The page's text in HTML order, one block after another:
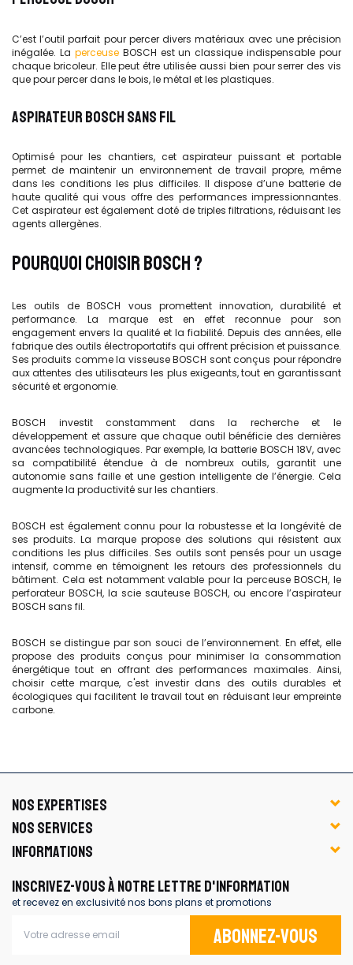
C’est l’outil parfait pour percer divers matériaux avec une précision
inégalée. La perceuseBOSCH est un classique indispensable pour
chaque bricoleur. Elle peut être utilisée aussi bien pour serrer des vis
que pour percer dans le bois, le métal et les plastiques.
ASPIRATEUR BOSCH SANS FIL
Optimisé pour les chantiers, cet aspirateur puissant et portable
permet de maintenir un environnement de travail propre, même
dans les conditions les plus difficiles. Il dispose d’une batterie de
haute qualité qui vous offre des performances impressionnantes.
Cet aspirateur est également doté de triples filtrations, réduisant les
agents allergènes.
POURQUOI CHOISIR BOSCH ?
Les outils de BOSCH vous promettent innovation, durabilité et
performance. La marque est en effet reconnue pour son
engagement envers la qualité et la fiabilité. Depuis des années, elle
fabrique des outils électroportatifs qui offrent précision et puissance.
Ses produits comme la visseuse BOSCH sont conçus pour répondre
aux attentes des utilisateurs les plus exigeants, tout en garantissant
sécurité et ergonomie.
BOSCH investit constamment dans la recherche et le
développement et assure que chaque outil bénéficie des dernières
avancées technologiques. Par exemple, la batterie BOSCH 18V, avec
sa compatibilité étendue à de nombreux outils, garantit une
autonomie sans faille et une gestion intelligente de l’énergie. Cela
augmente la productivité sur les chantiers.
BOSCH est également connu pour la robustesse et la longévité de
ses produits. La marque propose des solutions qui résistent aux
conditions les plus difficiles. Ses outils sont pensés pour un usage
intensif, comme en témoignent les retours des professionnels du
bâtiment. Cela est notamment valable pour la perceuse BOSCH, le
perforateur BOSCH, la scie sauteuse BOSCH, ou encore l’aspirateur
BOSCH sans fil.
BOSCH se distingue par son souci de l’environnement. En effet, elle
propose des produits conçus pour minimiser la consommation
énergétique tout en offrant des performances maximales. Ainsi,
choisir cette marque, c'est investir dans des outils durables et
écologiques qui facilitent le travail tout en réduisant leur empreinte
carbone.
NOS EXPERTISES
NOS SERVICES
INFORMATIONS
INSCRIVEZ-VOUS À NOTRE LETTRE D'INFORMATION
et recevez en exclusivité nos bons plans et promotions
Abonnez-vous